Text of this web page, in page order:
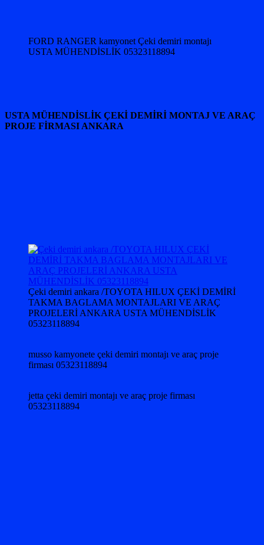
FORD RANGER kamyonet Çeki demiri montajı
USTA MÜHENDİSLİK 05323118894
USTA MÜHENDİSLİK ÇEKİ DEMİRİ MONTAJ VE ARAÇ
PROJE FİRMASI ANKARA
Çeki demiri ankara /TOYOTA HILUX ÇEKİ DEMİRİ
TAKMA BAGLAMA MONTAJLARI VE ARAÇ
PROJELERİ ANKARA USTA MÜHENDİSLİK
05323118894
musso kamyonete çeki demiri montajı ve araç proje
firması 05323118894
jetta çeki demiri montajı ve araç proje firması
05323118894